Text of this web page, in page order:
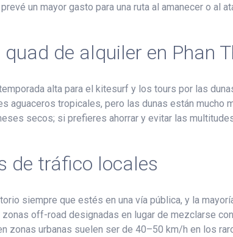
un mayor gasto para una ruta al amanecer o al
de alquiler en Phan
alta para el kitesurf y los tours por las
aguaceros tropicales, pero las dunas están mucho
secos; si prefieres ahorrar y evitar las
de tráfico locales
siempre que estés en una vía pública, y la
off-road designadas en lugar de mezclarse
zonas urbanas suelen ser de 40–50 km/h en los